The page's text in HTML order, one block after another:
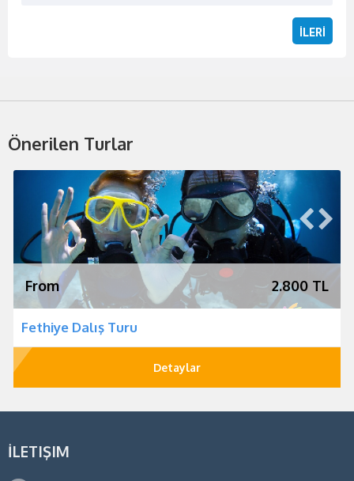
Önerilen Turlar
From 2.800 TL
Fethiye Dalış Turu
Detaylar
İLETIŞIM